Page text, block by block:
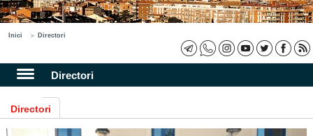
Inici Directori
Directori
Directori